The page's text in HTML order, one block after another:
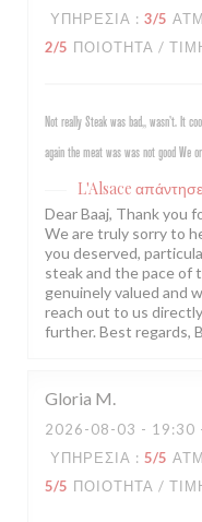
ΥΠΗΡΕΣΊΑ : 3/5
2/5 ΠΟΙΌΤΗΤΑ /
Not really Steak was bad,, wasn’t. It
again the meat was was not good We
L'Alsace
Dear Baaj, Thank you
We are truly sorry to
you deserved,
steak and the pace of
genuinely valued and
reach out to us
further. Best regards,
Gloria M
2026-08-03 - 19:30
ΥΠΗΡΕΣΊΑ : 5/5
5/5 ΠΟΙΌΤΗΤΑ /